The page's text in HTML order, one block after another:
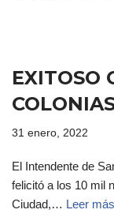
EXITOSO
31 enero, 2022
El Intendente de
felicitó a los 10 mil
Ciudad,… Leer